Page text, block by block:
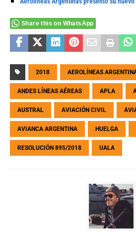
Share this on WhatsApp
2018 AEROLÍNEAS
ANDES LÍNEAS AÉREAS APLA
AUSTRAL AVIACIÓN CIVIL
AVIANCA ARGENTINA HUELGA
RESOLUCIÓN 895/2018 UALA